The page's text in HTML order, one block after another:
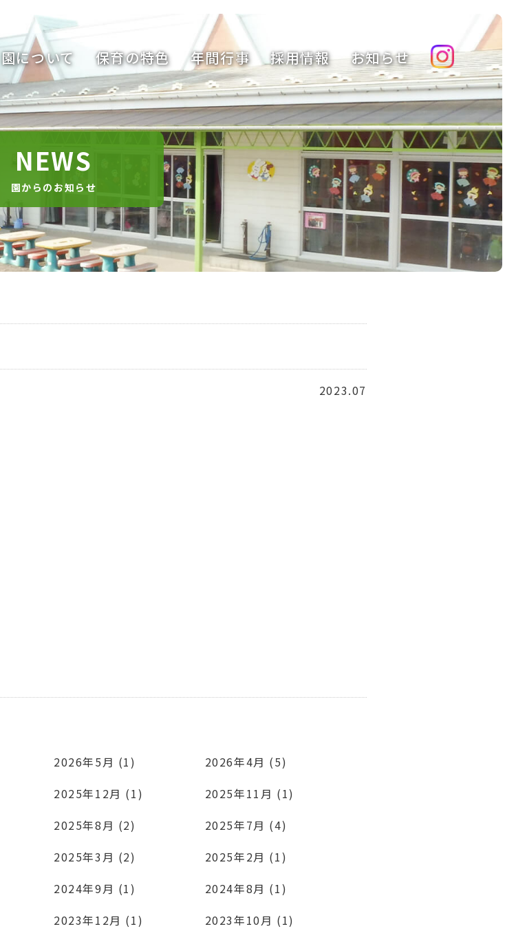
園について 保育の特色 年間行事 採用情報 お知らせ
NEWS
園からのお知らせ
2023.07
2026年5月 (1)
2026年4月 (5)
2025年12月 (1)
2025年11月 (1)
2025年8月 (2)
2025年7月 (4)
2025年3月 (2)
2025年2月 (1)
2024年9月 (1)
2024年8月 (1)
2023年12月 (1)
2023年10月 (1)